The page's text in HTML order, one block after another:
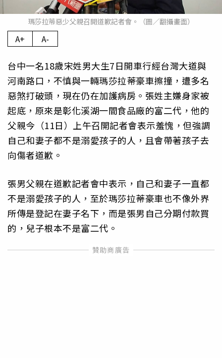
瑪莎拉蒂惡少父親召開道歉記者會。（圖／翻攝畫面）
A+ A-
台中一名18歲宋姓男大生7日開車行經台灣大道與
河南路口，不慎與一輛瑪莎拉蒂豪車擦撞，遭多名
惡煞打破頭，現在仍在加護病房。張姓主嫌身家被
起底，原來是彰化溪湖一間食品廠的富二代，他的
父親今（11日）上午召開記者會表示羞愧，但強調
自己和妻子都不是溺愛孩子的人，且會帶著孩子去
向傷者道歉。
張男父親在道歉記者會中表示，自己和妻子一直都
不是溺愛孩子的人，至於瑪莎拉蒂豪車也不像外界
所傳是登記在妻子名下，而是張男自己分期付款買
的，兒子根本不是富二代。